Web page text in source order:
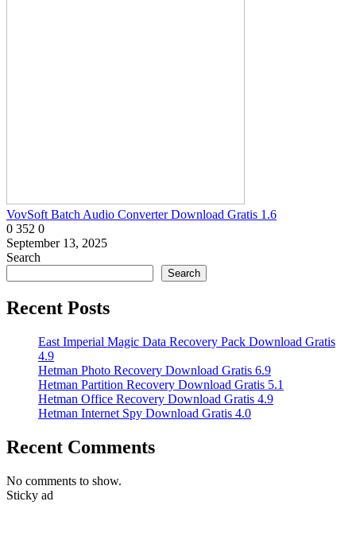
VovSoft Batch Audio Converter Download Gratis 1.6
0 352 0
September 13, 2025
Search
Search
Recent Posts
East Imperial Magic Data Recovery Pack Download Gratis
4.9
Hetman Photo Recovery Download Gratis 6.9
Hetman Partition Recovery Download Gratis 5.1
Hetman Office Recovery Download Gratis 4.9
Hetman Internet Spy Download Gratis 4.0
Recent Comments
No comments to show.
Sticky ad